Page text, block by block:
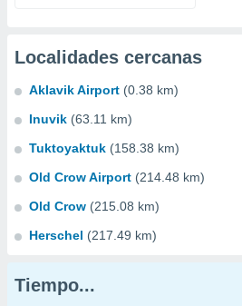
Localidades cercanas
Aklavik Airport (0.38 km)
Inuvik (63.11 km)
Tuktoyaktuk (158.38 km)
Old Crow Airport (214.48 km)
Old Crow (215.08 km)
Herschel (217.49 km)
Tiempo...